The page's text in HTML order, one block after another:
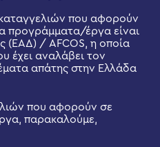
που αφορούν
προγράμματα/έργα είναι
(ΕΑΔ) / AFCOS, η οποία
έχει αναλάβει τον
απάτης στην Ελλάδα
που αφορούν σε
παρακαλούμε,